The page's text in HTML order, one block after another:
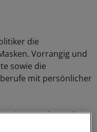
die
Vorrangig und
sowie die
mit persönlicher
die